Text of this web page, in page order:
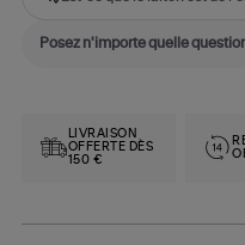
LIVRAISON
OFFERTE DÈS
150 €